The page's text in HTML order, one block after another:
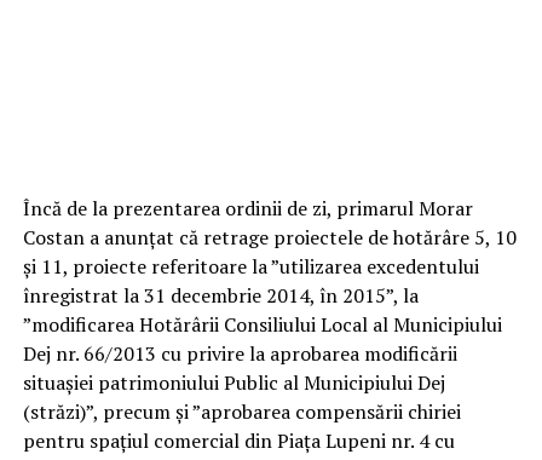
Încă de la prezentarea ordinii de zi, primarul Morar
Costan a anunțat că retrage proiectele de hotărâre 5, 10
și 11, proiecte referitoare la ”utilizarea excedentului
înregistrat la 31 decembrie 2014, în 2015”, la
”modificarea Hotărârii Consiliului Local al Municipiului
Dej nr. 66/2013 cu privire la aprobarea modificării
situașiei patrimoniului Public al Municipiului Dej
(străzi)”, precum și ”aprobarea compensării chiriei
pentru spațiul comercial din Piața Lupeni nr. 4 cu